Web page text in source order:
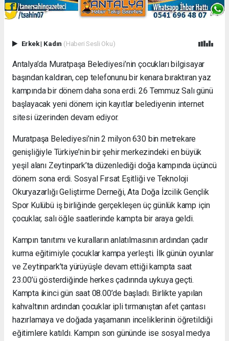
Erkek| Kadın (Haberi Sesli Oku)
Antalya’da Muratpaşa Belediyesi’nin çocukları bilgisayar
başından kaldıran, cep telefonunu bir kenara bıraktıran yaz
kampında bir dönem daha sona erdi. 26 Temmuz Salı günü
başlayacak yeni dönem için kayıtlar belediyenin internet
sitesi üzerinden devam ediyor.
Muratpaşa Belediyesi’nin 2 milyon 630 bin metrekare
genişliğiyle Türkiye’nin bir şehir merkezindeki en büyük
yeşil alanı Zeytinpark’ta düzenlediği doğa kampında üçüncü
dönem sona erdi. Sosyal Fırsat Eşitliği ve Teknoloji
Okuryazarlığı Geliştirme Derneği, Ata Doğa İzcilik Gençlik
Spor Kulübü iş birliğinde gerçekleşen üç günlük kamp için
çocuklar, salı öğle saatlerinde kampta bir araya geldi.
Kampın tanıtımı ve kuralların anlatılmasının ardından çadır
kurma eğitimiyle çocuklar kampa yerleşti. İlk günün oyunlar
ve Zeytinpark’ta yürüyüşle devam ettiği kampta saat
23.00’ü gösterdiğinde herkes çadırında uykuya geçti.
Kampta ikinci gün saat 08.00’de başladı. Birlikte yapılan
kahvaltının ardından çocuklar ipli tırmanıştan afet çantası
hazırlamaya ve doğada yaşamanın inceliklerinin öğretildiği
eğitimlere katıldı. Kampın son gününde ise sosyal medya